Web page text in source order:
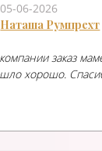
05-06-2026
Наташа Румпрехт
заказ
хорошо.